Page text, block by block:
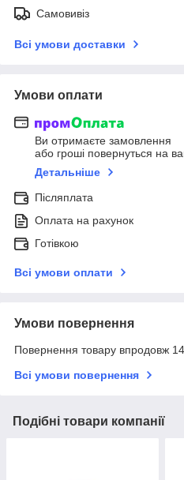
Самовивіз
Всі умови доставки
Умови оплати
Ви отримаєте замовлення
або гроші повернуться на
Детальніше
Післяплата
Оплата на рахунок
Готівкою
Всі умови оплати
Умови повернення
Повернення товару впродовж
Всі умови повернення
Подібні товари компанії